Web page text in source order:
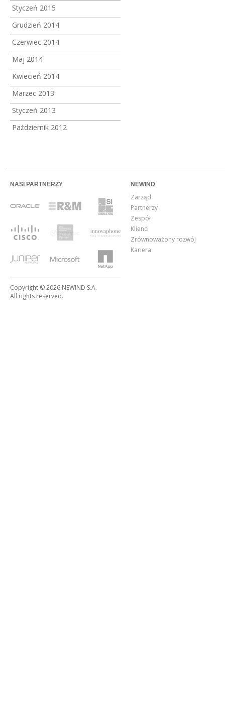
Styczeń 2015
Grudzień 2014
Czerwiec 2014
Maj 2014
Kwiecień 2014
Marzec 2013
Styczeń 2013
Październik 2012
NASI PARTNERZY
Copyright © 2026 NEWIND S.A.
All rights reserved.
NEWIND
Zarząd
Partnerzy
Zespół
Klienci
Zrównoważony rozwój
Kariera